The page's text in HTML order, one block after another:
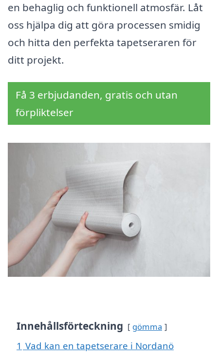
en behaglig och funktionell atmosfär. Låt
oss hjälpa dig att göra processen smidig
och hitta den perfekta tapetseraren för
ditt projekt.
Få 3 erbjudanden, gratis och utan
förpliktelser
Innehållsförteckning gömma
1 Vad kan en tapetserare i Nordanö